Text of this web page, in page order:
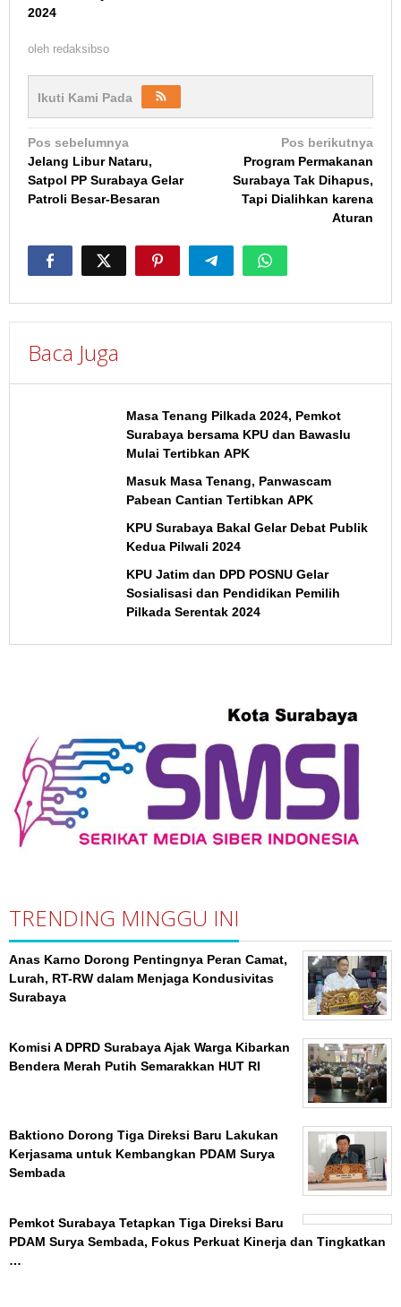
2024
oleh redaksibso
Ikuti Kami Pada
Navigasi
pos
Pos sebelumnya
Jelang Libur Nataru,
Satpol PP Surabaya Gelar
Patroli Besar-Besaran
Pos berikutnya
Program Permakanan
Surabaya Tak Dihapus,
Tapi Dialihkan karena
Aturan
Baca Juga
Masa Tenang Pilkada 2024, Pemkot
Surabaya bersama KPU dan Bawaslu
Mulai Tertibkan APK
Masuk Masa Tenang, Panwascam
Pabean Cantian Tertibkan APK
KPU Surabaya Bakal Gelar Debat Publik
Kedua Pilwali 2024
KPU Jatim dan DPD POSNU Gelar
Sosialisasi dan Pendidikan Pemilih
Pilkada Serentak 2024
TRENDING MINGGU INI
Anas Karno Dorong Pentingnya Peran Camat,
Lurah, RT-RW dalam Menjaga Kondusivitas
Surabaya
Komisi A DPRD Surabaya Ajak Warga Kibarkan
Bendera Merah Putih Semarakkan HUT RI
Baktiono Dorong Tiga Direksi Baru Lakukan
Kerjasama untuk Kembangkan PDAM Surya
Sembada
Pemkot Surabaya Tetapkan Tiga Direksi Baru
PDAM Surya Sembada, Fokus Perkuat Kinerja dan Tingkatkan
…